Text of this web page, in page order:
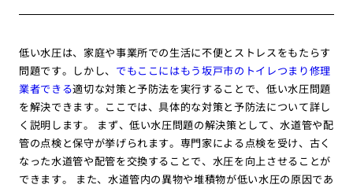
低い水圧は、家庭や事業所での生活に不便とストレスをもたらす
問題です。しかし、 でもここにはもう坂戸市のトイレつまり修理
業者できる適切な対策と予防法を実行することで、低い水圧問題
を解決できます。ここでは、具体的な対策と予防法について詳し
く説明します。 まず、低い水圧問題の解決策として、水道管や配
管の点検と保守が挙げられます。専門家による点検を受け、古く
なった水道管や配管を交換することで、水圧を向上させることが
できます。 また、水道管内の異物や堆積物が低い水圧の原因であ